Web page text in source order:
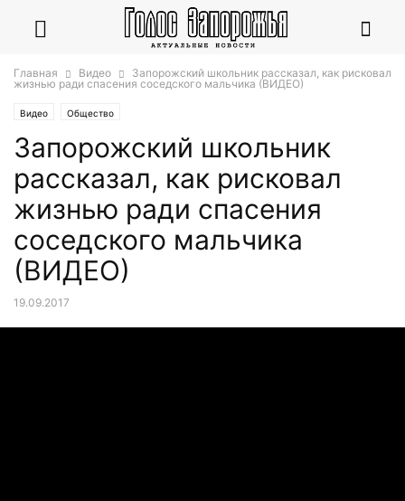
Главная Видео
Запорожский школьник рассказал, как рисковал
жизнью ради спасения соседского мальчика (ВИДЕО)
Видео Общество
Запорожский школьник
рассказал, как рисковал
жизнью ради спасения
соседского мальчика
(ВИДЕО)
19.09.2017